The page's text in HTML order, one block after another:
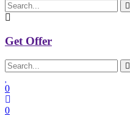
Get Offer
0
0